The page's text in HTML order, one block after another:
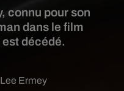
connu pour son
dans le film
décédé.
Ermey